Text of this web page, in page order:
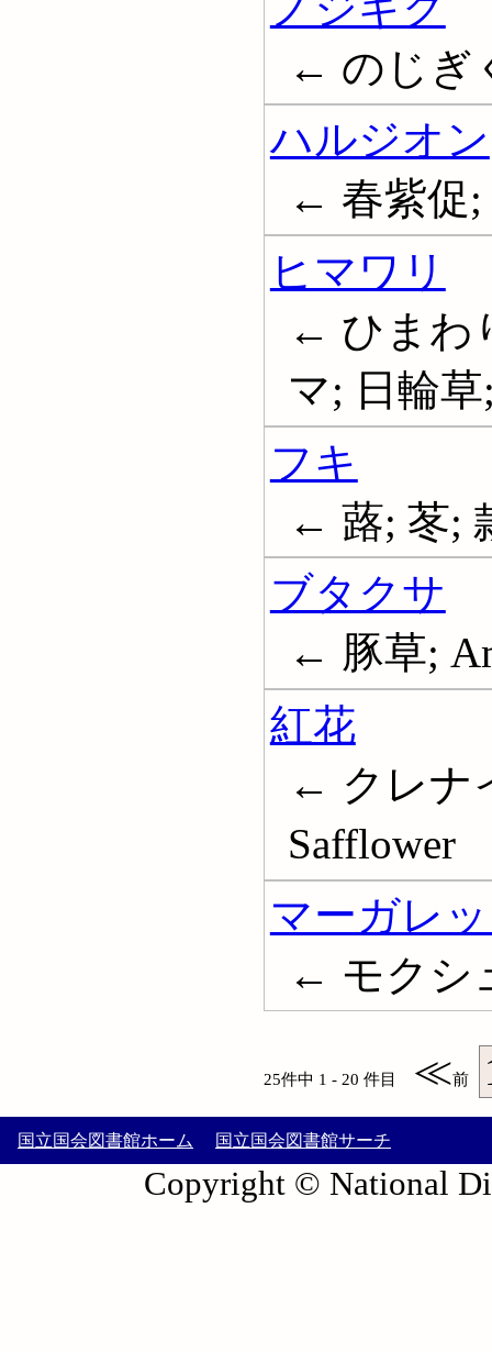
← のじぎ
ハルジオン
← 春紫促;
ヒマワリ
← ひまわ
マ; 日輪草
フキ
← 蕗; 苳;
ブタクサ
← 豚草;
紅花
← クレナ
Safflower
マーガレ
← モクシ
25件中 1 - 20 件目 ≪前
国立国会図書館ホーム 国立国会図書館サーチ
Copyright © National